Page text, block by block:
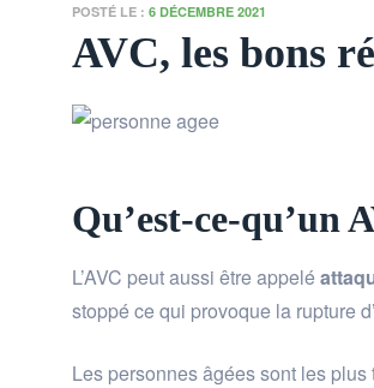
POSTÉ LE : 6 DÉCEMBRE 2021
AVC, les bons
Qu’est-ce-qu’un
L’AVC peut aussi être appelé
stoppé ce qui provoque la rupture
Les personnes âgées sont les